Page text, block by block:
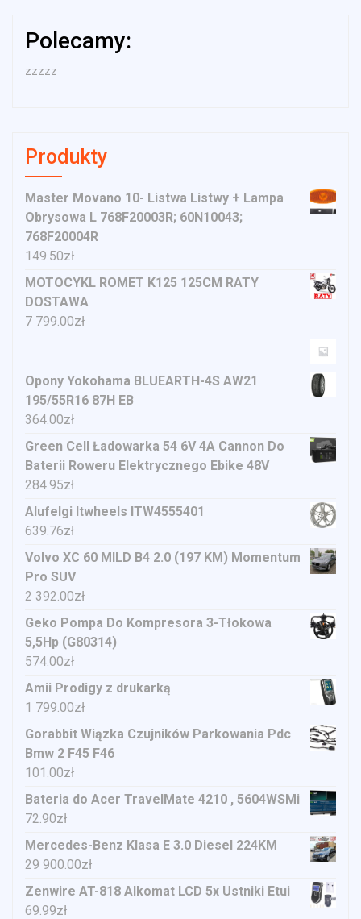
Polecamy:
zzzzz
Produkty
Master Movano 10- Listwa Listwy + Lampa
Obrysowa L 768F20003R; 60N10043;
768F20004R
149.50zł
MOTOCYKL ROMET K125 125CM RATY
DOSTAWA
7 799.00zł
Opony Yokohama BLUEARTH-4S AW21
195/55R16 87H EB
364.00zł
Green Cell Ładowarka 54 6V 4A Cannon Do
Baterii Roweru Elektrycznego Ebike 48V
284.95zł
Alufelgi Itwheels ITW4555401
639.76zł
Volvo XC 60 MILD B4 2.0 (197 KM) Momentum
Pro SUV
2 392.00zł
Geko Pompa Do Kompresora 3-Tłokowa
5,5Hp (G80314)
574.00zł
Amii Prodigy z drukarką
1 799.00zł
Gorabbit Wiązka Czujników Parkowania Pdc
Bmw 2 F45 F46
101.00zł
Bateria do Acer TravelMate 4210 , 5604WSMi
72.90zł
Mercedes-Benz Klasa E 3.0 Diesel 224KM
29 900.00zł
Zenwire AT-818 Alkomat LCD 5x Ustniki Etui
69.99zł